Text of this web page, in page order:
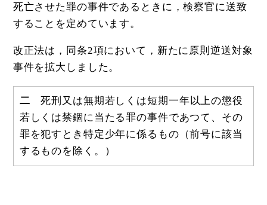
死亡させた罪の事件であるときに，検察官に送致
することを定めています。
改正法は，同条2項において，新たに原則逆送対象
事件を拡大しました。
二 死刑又は無期若しくは短期一年以上の懲役
若しくは禁錮に当たる罪の事件であつて、その
罪を犯すとき特定少年に係るもの（前号に該当
するものを除く。）